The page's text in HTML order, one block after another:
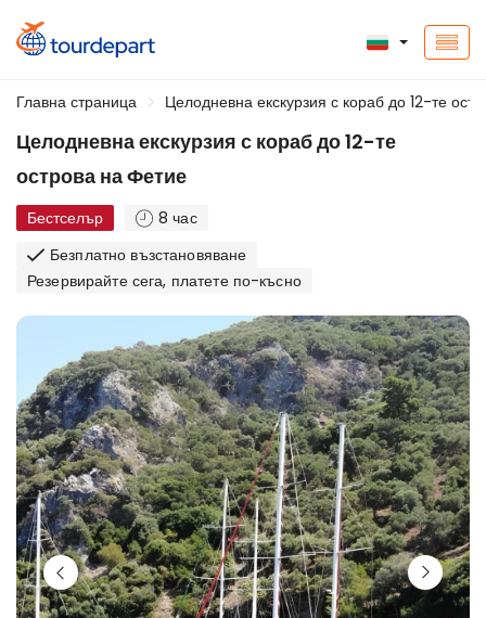
Главна страница Целодневна екскурзия с кораб до 12-те
Целодневна екскурзия с кораб до 12-те
острова на Фетие
Бестселър
8 час
Безплатно възстановяване
Резервирайте сега, платете по-късно